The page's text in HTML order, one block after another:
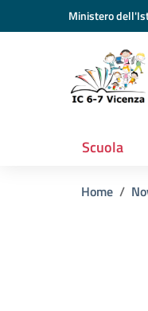
Vai ai contenuti
Vai al menu di navigazione
Ministero
Scuola
Home